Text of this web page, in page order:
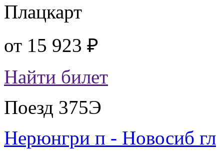
Плацкарт
от 15 923 ₽
Найти билет
Поезд 375Э
Нерюнгри п - Новосиб гл